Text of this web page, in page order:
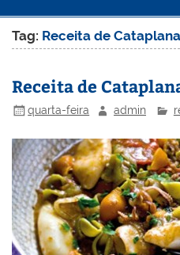
Tag: Receita de
Receita de
quarta-feira admin